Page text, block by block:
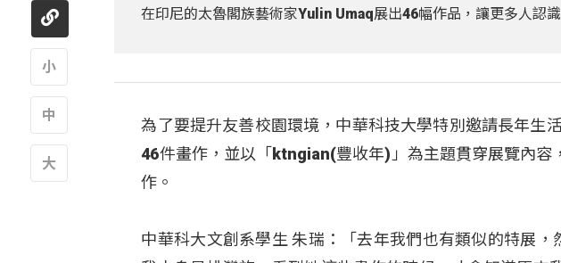
在印尼的太魯閣族藝術家Yulin Umaq展出46幅作品，讓更多人認
為了要提升友善校園環境，中華科技大學特別邀請長年生
46件畫作，並以「ktngian(豐收年)」為主題貫穿展覽內容
作。
中華科大文創系學生 朱瑞：「去年我們也有類似的特展